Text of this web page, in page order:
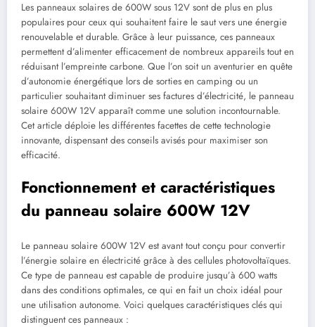
Les panneaux solaires de 600W sous 12V sont de plus en plus
populaires pour ceux qui souhaitent faire le saut vers une énergie
renouvelable et durable. Grâce à leur puissance, ces panneaux
permettent d’alimenter efficacement de nombreux appareils tout en
réduisant l’empreinte carbone. Que l’on soit un aventurier en quête
d’autonomie énergétique lors de sorties en camping ou un
particulier souhaitant diminuer ses factures d’électricité, le panneau
solaire 600W 12V apparaît comme une solution incontournable.
Cet article déploie les différentes facettes de cette technologie
innovante, dispensant des conseils avisés pour maximiser son
efficacité.
Fonctionnement et caractéristiques
du panneau solaire 600W 12V
Le panneau solaire 600W 12V est avant tout conçu pour convertir
l’énergie solaire en électricité grâce à des cellules photovoltaïques.
Ce type de panneau est capable de produire jusqu’à 600 watts
dans des conditions optimales, ce qui en fait un choix idéal pour
une utilisation autonome. Voici quelques caractéristiques clés qui
distinguent ces panneaux :